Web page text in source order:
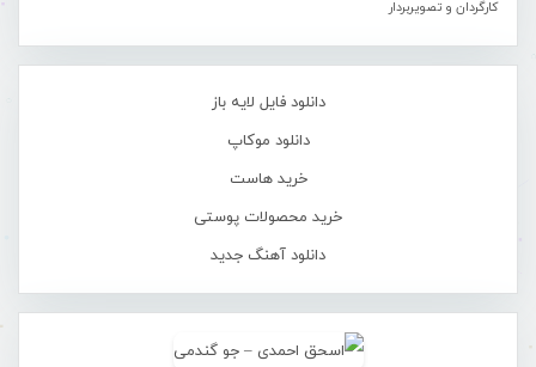
کارگردان و تصویربردار
دانلود فایل لایه باز
دانلود موکاپ
خرید هاست
خرید محصولات پوستی
دانلود آهنگ جدید